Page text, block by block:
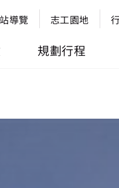
導覽 志工園地
規劃行程